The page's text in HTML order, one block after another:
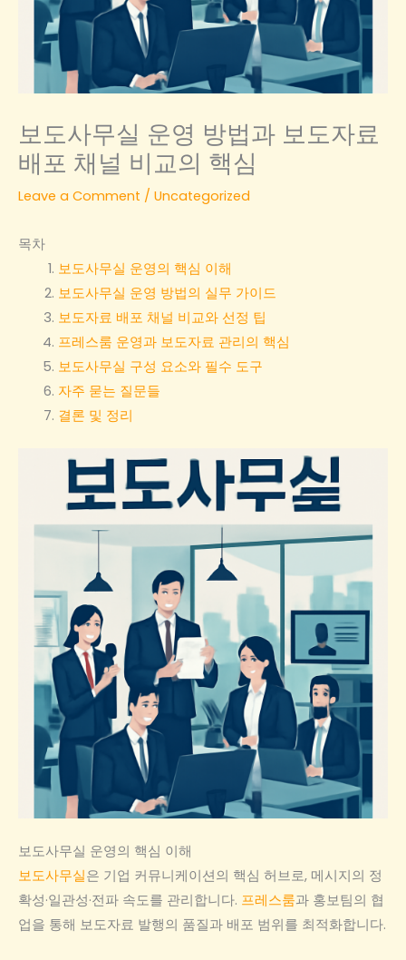
보도사무실 운영 방법과 보도자료
배포 채널 비교의 핵심
Leave a Comment / Uncategorized
목차
보도사무실 운영의 핵심 이해
보도사무실 운영 방법의 실무 가이드
보도자료 배포 채널 비교와 선정 팁
프레스룸 운영과 보도자료 관리의 핵심
보도사무실 구성 요소와 필수 도구
자주 묻는 질문들
결론 및 정리
보도사무실 운영의 핵심 이해
보도사무실은 기업 커뮤니케이션의 핵심 허브로, 메시지의 정
확성·일관성·전파 속도를 관리합니다. 프레스룸과 홍보팀의 협
업을 통해 보도자료 발행의 품질과 배포 범위를 최적화합니다.